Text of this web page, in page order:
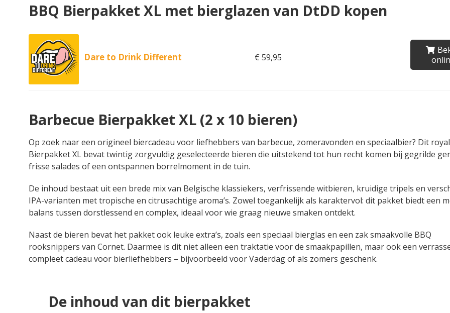
BBQ Bierpakket XL met bierglazen van DtDD kopen
Dare to Drink Different € 59,95
Barbecue Bierpakket XL (2 x 10 bieren)
Op zoek naar een origineel biercadeau voor liefhebbers van barbecue, zomeravonden en speciaalbier? Dit
Bierpakket XL bevat twintig zorgvuldig geselecteerde bieren die uitstekend tot hun recht komen bij gegrilde
frisse salades of een ontspannen borrelmoment in de tuin.
De inhoud bestaat uit een brede mix van Belgische klassiekers, verfrissende witbieren, kruidige tripels en
IPA-varianten met tropische en citrusachtige aroma’s. Zowel toegankelijk als karaktervol: dit pakket biedt een
balans tussen dorstlessend en complex, ideaal voor wie graag nieuwe smaken ontdekt.
Naast de bieren bevat het pakket ook leuke extra’s, zoals een speciaal bierglas en een zak smaakvolle BBQ
rooksnippers van Cornet. Daarmee is dit niet alleen een traktatie voor de smaakpapillen, maar ook een
compleet cadeau voor bierliefhebbers – bijvoorbeeld voor Vaderdag of als zomers geschenk.
De inhoud van dit bierpakket